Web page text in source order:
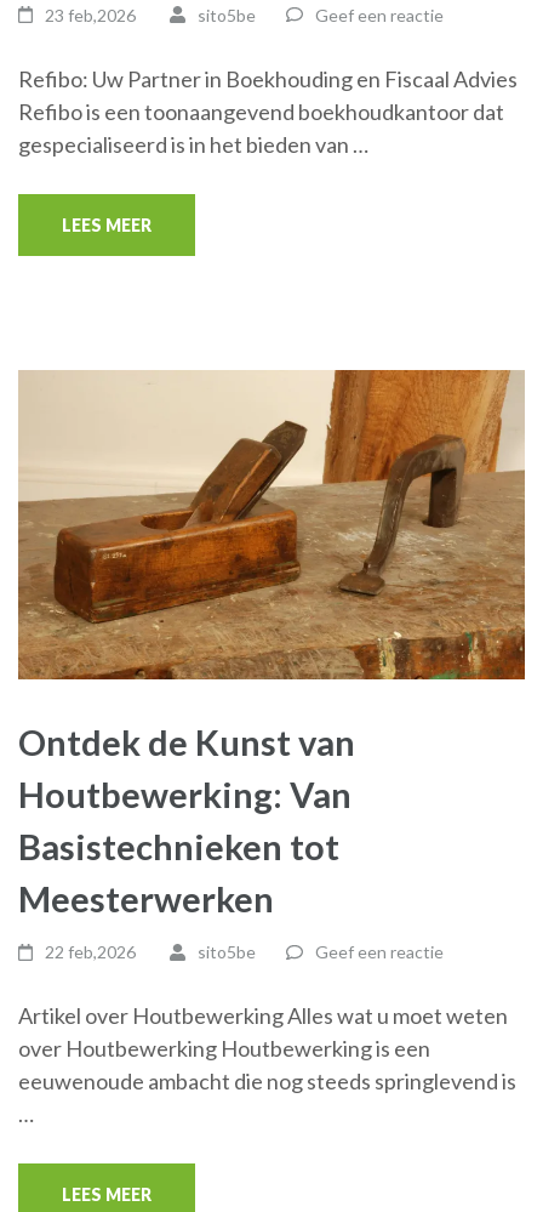
23 feb,2026 sito5be Geef een reactie
Refibo: Uw Partner in Boekhouding en Fiscaal Advies
Refibo is een toonaangevend boekhoudkantoor dat
gespecialiseerd is in het bieden van …
LEES MEER
Ontdek de Kunst van
Houtbewerking: Van
Basistechnieken tot
Meesterwerken
22 feb,2026 sito5be Geef een reactie
Artikel over Houtbewerking Alles wat u moet weten
over Houtbewerking Houtbewerking is een
eeuwenoude ambacht die nog steeds springlevend is
…
LEES MEER